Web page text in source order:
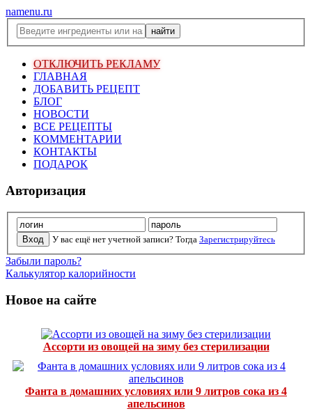
namenu.ru
ОТКЛЮЧИТЬ РЕКЛАМУ
ГЛАВНАЯ
ДОБАВИТЬ РЕЦЕПТ
БЛОГ
НОВОСТИ
ВСЕ РЕЦЕПТЫ
КОММЕНТАРИИ
КОНТАКТЫ
ПОДАРОК
Авторизация
У вас ещё нет учетной записи? Тогда Зарегистрируйтесь
Забыли пароль?
Калькулятор калорийности
Новое на сайте
Ассорти из овощей на зиму без стерилизации
Фанта в домашних условиях или 9 литров сока из 4
апельсинов